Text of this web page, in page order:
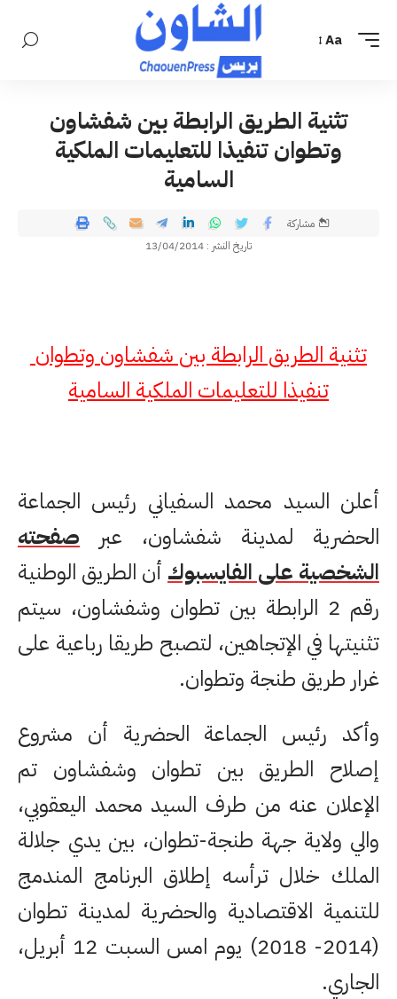
Aa
تثنية الطريق الرابطة بين شفشاون
وتطوان تنفيذا للتعليمات الملكية
السامية
تاريخ النشر : 13/04/2014
مشاركة
تثنية الطريق الرابطة بين شفشاون وتطوان
تنفيذا للتعليمات الملكية السامية
أعلن السيد محمد السفياني رئيس الجماعة
الحضرية لمدينة شفشاون، عبر صفحته
الشخصية على الفايسبوك أن الطريق الوطنية
رقم 2 الرابطة بين تطوان وشفشاون، سيتم
تثنيتها في الإتجاهين، لتصبح طريقا رباعية على
غرار طريق طنجة وتطوان.
وأكد رئيس الجماعة الحضرية أن مشروع
إصلاح الطريق بين تطوان وشفشاون تم
الإعلان عنه من طرف السيد محمد اليعقوبي،
والي ولاية جهة طنجة-تطوان، بين يدي جلالة
الملك خلال ترأسه إطلاق البرنامج المندمج
للتنمية الاقتصادية والحضرية لمدينة تطوان
(2014- 2018) يوم امس السبت 12 أبريل،
الجاري.